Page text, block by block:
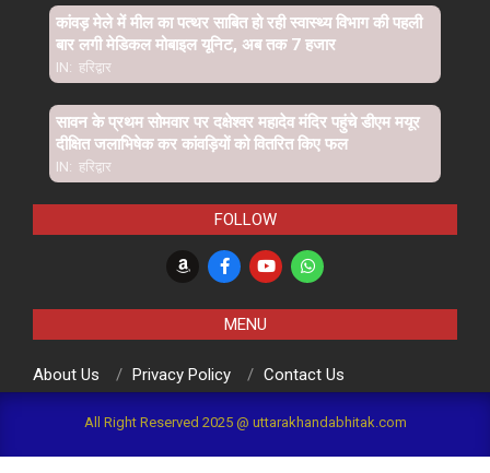
कांवड़ मेले में मील का पत्थर साबित हो रही स्वास्थ्य विभाग की पहली
बार लगी मेडिकल मोबाइल यूनिट, अब तक 7 हजार
IN: हरिद्वार
सावन के प्रथम सोमवार पर दक्षेश्वर महादेव मंदिर पहुंचे डीएम मयूर
दीक्षित जलाभिषेक कर कांवड़ियों को वितरित किए फल
IN: हरिद्वार
FOLLOW
MENU
About Us Privacy Policy Contact Us
All Right Reserved 2025 @ uttarakhandabhitak.com